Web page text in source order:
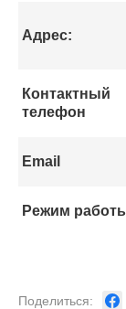
Адрес:
Контактный
телефон
Email
Режим
Поделиться: